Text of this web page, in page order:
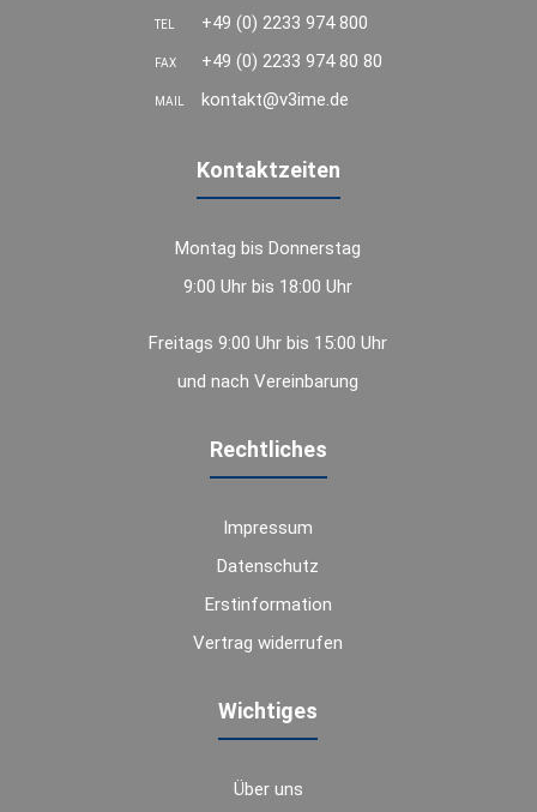
TEL +49 (0) 2233 974 800
FAX +49 (0) 2233 974 80 80
MAIL kontakt@v3ime.de
Kontaktzeiten
Montag bis Donnerstag
9:00 Uhr bis 18:00 Uhr
Freitags 9:00 Uhr bis 15:00 Uhr
und nach Vereinbarung
Rechtliches
Impressum
Datenschutz
Erstinformation
Vertrag widerrufen
Wichtiges
Über uns